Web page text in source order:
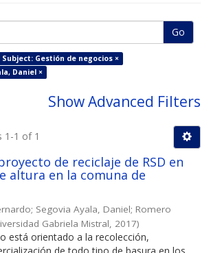
Go
Subject: Gestión de negocios ×
Daniel ×
Show Advanced Filters
1-1 of 1
de reciclaje de RSD en
altura en la comuna de
; Segovia Ayala, Daniel; Romero
Gabriela Mistral, 2017)
está orientado a la recolección,